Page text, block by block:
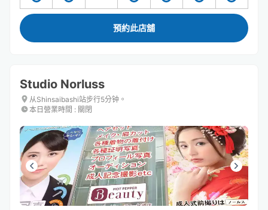
預約此店舖
Studio Norluss
从Shinsaibashi站步行5分钟。
本日營業時間 : 關閉